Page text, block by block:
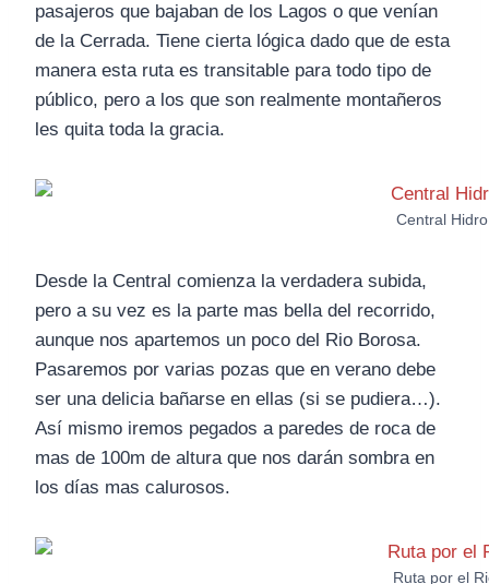
pasajeros que bajaban de los Lagos o que venían
de la Cerrada. Tiene cierta lógica dado que de esta
manera esta ruta es transitable para todo tipo de
público, pero a los que son realmente montañeros
les quita toda la gracia.
Central
Desde la Central comienza la verdadera subida,
pero a su vez es la parte mas bella del recorrido,
aunque nos apartemos un poco del Rio Borosa.
Pasaremos por varias pozas que en verano debe
ser una delicia bañarse en ellas (si se pudiera…).
Así mismo iremos pegados a paredes de roca de
mas de 100m de altura que nos darán sombra en
los días mas calurosos.
Ruta por el